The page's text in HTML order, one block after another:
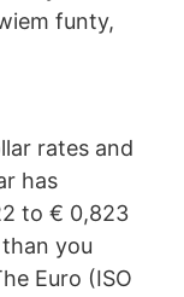
funty,
rates and
has
to € 0,823
you
Euro (ISO